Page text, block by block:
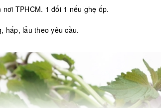
TPHCM. 1 đổi 1 nếu ghẹ ốp.
hấp, lẩu theo yêu cầu.